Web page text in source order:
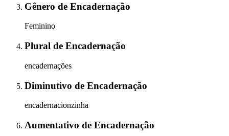
Gênero de Encadernação
Feminino
Plural de Encadernação
encadernações
Diminutivo de Encadernação
encadernacionzinha
Aumentativo de Encadernação